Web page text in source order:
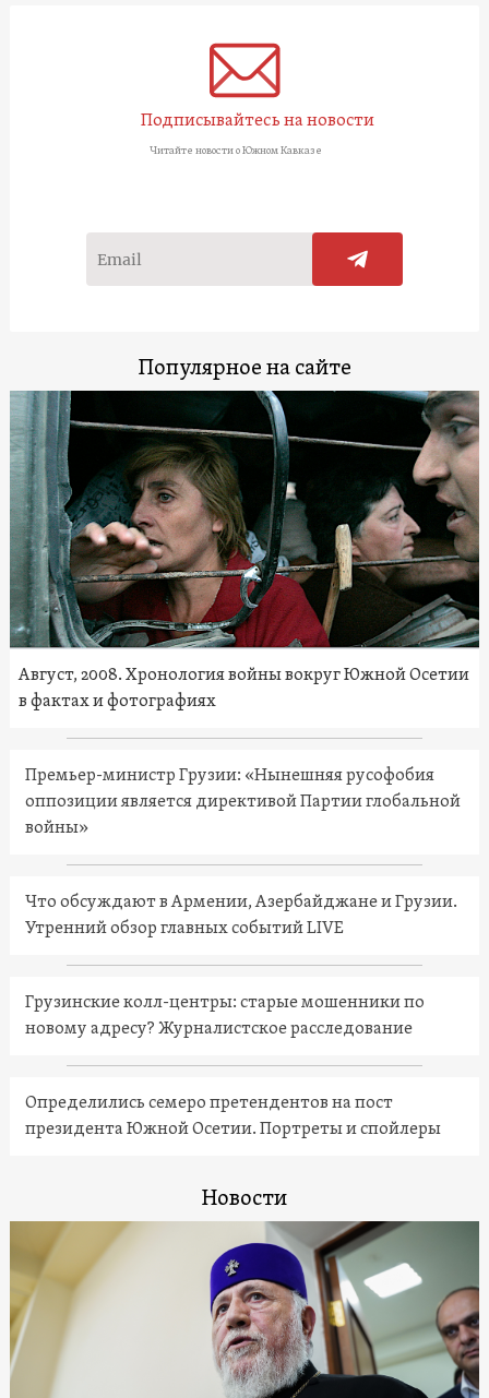
Подписывайтесь на новости
Читайте новости о Южном Кавказе
Популярное на сайте
Август, 2008. Хронология войны вокруг Южной Осетии
в фактах и фотографиях
Премьер-министр Грузии: «Нынешняя русофобия
оппозиции является директивой Партии глобальной
войны»
Что обсуждают в Армении, Азербайджане и Грузии.
Утренний обзор главных событий LIVE
Грузинские колл-центры: старые мошенники по
новому адресу? Журналистское расследование
Определились семеро претендентов на пост
президента Южной Осетии. Портреты и спойлеры
Новости